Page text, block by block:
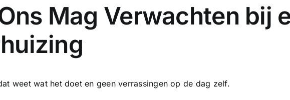
Mag Verwachten bij
weet wat het doet en geen verrassingen op de dag zelf.